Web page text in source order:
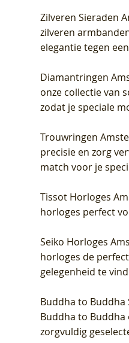
Zilveren Sieraden
zilveren
elegantie tegen
Diamantringen
onze collectie van
zodat je speciale
Trouwringen
precisie en zorg
match voor je
Tissot Horloges
horloges perfect
Seiko Horloges
horloges de
gelegenheid te
Buddha to
Buddha to
zorgvuldig